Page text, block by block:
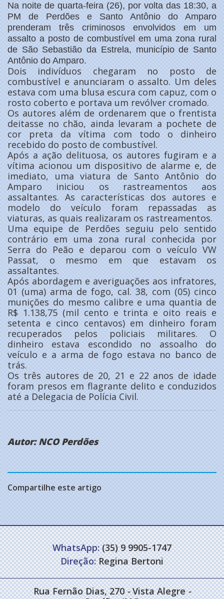
Na noite de quarta-feira (26), por volta das 18:30, a
PM de Perdões e Santo Antônio do Amparo
prenderam três criminosos envolvidos em um
assalto a posto de combustível em uma zona rural
de São Sebastião da Estrela, município de Santo
Antônio do Amparo.
Dois indivíduos chegaram no posto de
combustível e anunciaram o assalto. Um deles
estava com uma blusa escura com capuz, com o
rosto coberto e portava um revólver cromado.
Os autores além de ordenarem que o frentista
deitasse no chão, ainda levaram a pochete de
cor preta da vítima com todo o dinheiro
recebido do posto de combustível.
Após a ação delituosa, os autores fugiram e a
vítima acionou um dispositivo de alarme e, de
imediato, uma viatura de Santo Antônio do
Amparo iniciou os rastreamentos aos
assaltantes. As características dos autores e
modelo do veículo foram repassadas as
viaturas, as quais realizaram os rastreamentos.
Uma equipe de Perdões seguiu pelo sentido
contrário em uma zona rural conhecida por
Serra do Peão e deparou com o veículo VW
Passat, o mesmo em que estavam os
assaltantes.
Após abordagem e averiguações aos infratores,
01 (uma) arma de fogo, cal. 38, com (05) cinco
munições do mesmo calibre e uma quantia de
R$ 1.138,75 (mil cento e trinta e oito reais e
setenta e cinco centavos) em dinheiro foram
recuperados pelos policiais militares. O
dinheiro estava escondido no assoalho do
veículo e a arma de fogo estava no banco de
trás.
Os três autores de 20, 21 e 22 anos de idade
foram presos em flagrante delito e conduzidos
até a Delegacia de Polícia Civil.
Autor: NCO Perdões
Compartilhe este artigo
WhatsApp:(35) 9 9905-1747
Direção:Regina Bertoni
Rua Fernão Dias, 270- Vista Alegre-